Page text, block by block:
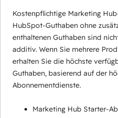
Kostenpflichtige Marketing
HubSpot-Guthaben ohne
enthaltenen Guthaben sind
additiv. Wenn Sie mehrere
erhalten Sie die höchste
Guthaben, basierend auf der
Abonnementdienste.
Marketing Hub Starter-